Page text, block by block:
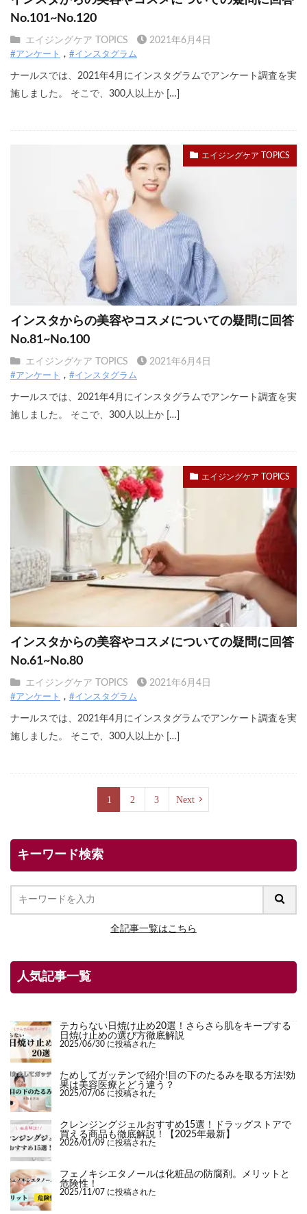
No.101~No.120
エイジングケア TOPICS 2021年6月4日
#アンケート #インスタグラム
ナールスでは、2021年4月にインスタグラムでアンケート調査を実
施しました。 そこで、300人以上か […]
エイジングケア TOPICS
インスタからの美容やコスメについての疑問に回答
No.81~No.100
エイジングケア TOPICS 2021年6月4日
#アンケート #インスタグラム
ナールスでは、2021年4月にインスタグラムでアンケート調査を実
施しました。 そこで、300人以上か […]
エイジングケア TOPICS
インスタからの美容やコスメについての疑問に回答
No.61~No.80
エイジングケア TOPICS 2021年6月4日
#アンケート #インスタグラム
ナールスでは、2021年4月にインスタグラムでアンケート調査を実
施しました。 そこで、300人以上か […]
1 2 3 Next
キーワード検索
全記事一覧はこちら
人気記事一覧
テカらない日焼け止め20選！さらさら肌をキープする
日焼け止めの選び方徹底解説
2025/06/30 に投稿された
ためしてガッテンで紹介!目の下のたるみを取る方法!効
果は美容医療とどう違う？
2025/07/06 に投稿された
クレンジングジェルおすすめ15選！ドラッグストアで
買える商品も徹底解説！【2025年最新】
2026/01/09 に投稿された
フェノキシエタノールは化粧品の防腐剤。メリットと
危険性！
2025/11/07 に投稿された